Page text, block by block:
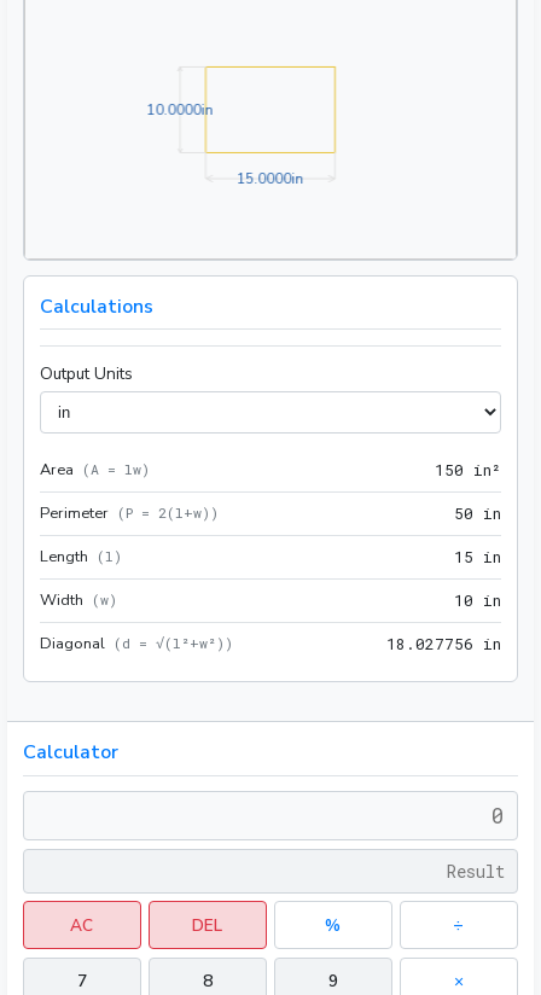
15.0000in15.0000in
10.0000in10.0000in
Calculations
Output Units
Area ( A = lw) 1 50 in²
Perimeter ( P = 2(l+w) ) 50 in
Length ( l ) 1 5 in
Width (w) 10 in
Diagonal ( d = √(l²+w²) ) 18 .027756 in
Calculator
AC DEL % ÷
7 8 9 ×